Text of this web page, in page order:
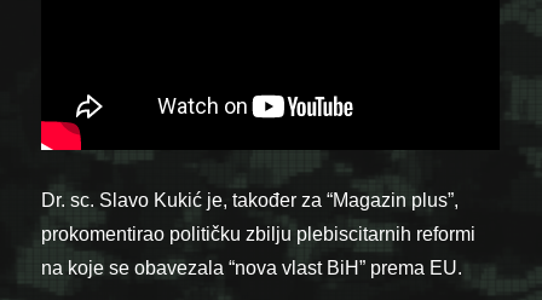
Dr. sc. Slavo Kukić je, također za “Magazin plus”,
prokomentirao političku zbilju plebiscitarnih reformi
na koje se obavezala “nova vlast BiH” prema EU.